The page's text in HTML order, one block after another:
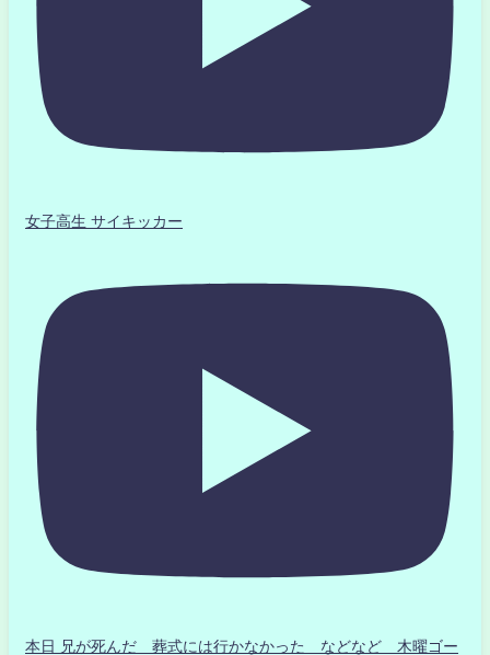
女子高生 サイキッカー
本日 兄が死んだ 葬式には行かなかった などなど 木曜ゴー